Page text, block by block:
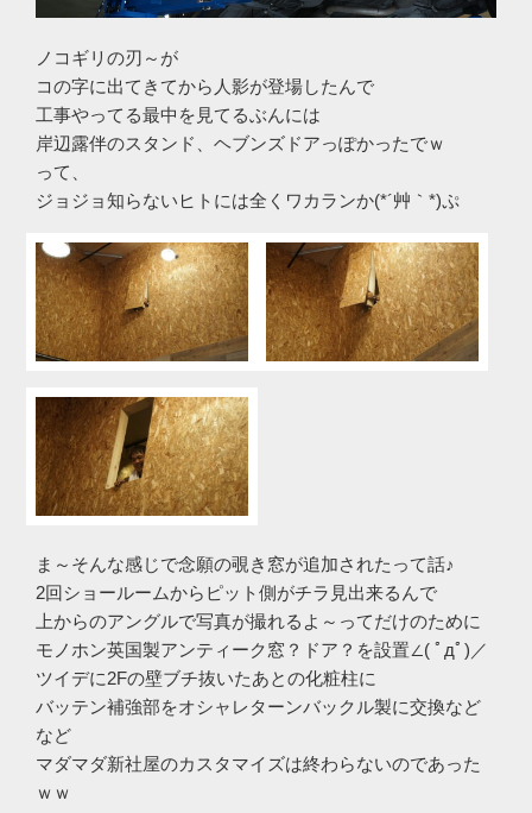
ノコギリの刃～が
コの字に出てきてから人影が登場したんで
工事やってる最中を見てるぶんには
岸辺露伴のスタンド、ヘブンズドアっぽかったでｗ
って、
ジョジョ知らないヒトには全くワカランか(*´艸｀*)ぷ
ま～そんな感じで念願の覗き窓が追加されたって話♪
2回ショールームからピット側がチラ見出来るんで
上からのアングルで写真が撮れるよ～ってだけのために
モノホン英国製アンティーク窓？ドア？を設置∠( ﾟдﾟ)／
ツイデに2Fの壁ブチ抜いたあとの化粧柱に
バッテン補強部をオシャレターンバックル製に交換など
など
マダマダ新社屋のカスタマイズは終わらないのであった
ｗｗ